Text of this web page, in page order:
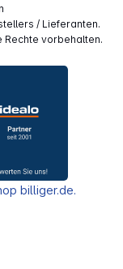
/ Lieferanten.
Rechte vorbehalten.